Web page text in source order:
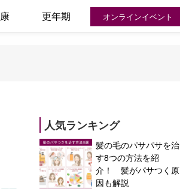
更年期 オンラインイベント
人気ランキング
髪の毛のパサパサを治
す8つの方法を紹
介！ 髪がパサつく原
因も解説